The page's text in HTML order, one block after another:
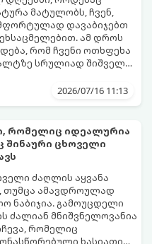
მატულობს, ჩვენ,
დავაბიჯებთ
ამ დროს
რომ ჩვენი ოთხფეხა
სრულიად შიშველი
ქვეშ ასფალტი და
სიცხეა, ასფალტის
შეიძლება 50°C-ს
სიცხეში გზის საფარი
ასეთ ზედაპირზე სულ
გასეირნებაც კი
ძაღლმა თათების მძიმე,
მიიღოს.
თქვენი ერთგული
დაიცვათ,
ძალიან მარტივი,
2026/07/16 11:13
რომელიც იდეალურია
შინაური ცხოველი
ძაღლის აყვანა
თუმცა ამავდროულად
ნაბიჯია. გამოუცდელი
ძალიან მნიშვნელოვანია
რომელიც
ხასიათით,